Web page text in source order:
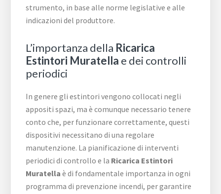
strumento, in base alle norme legislative e alle
indicazioni del produttore.
L’importanza della Ricarica
Estintori Muratella e dei controlli
periodici
In genere gli estintori vengono collocati negli
appositi spazi, ma è comunque necessario tenere
conto che, per funzionare correttamente, questi
dispositivi necessitano di una regolare
manutenzione. La pianificazione di interventi
periodici di controllo e la Ricarica Estintori
Muratella è di fondamentale importanza in ogni
programma di prevenzione incendi, per garantire